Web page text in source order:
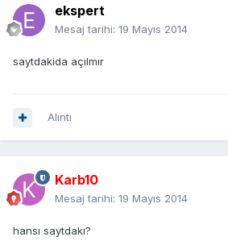
ekspert
Mesaj tarihi: 19 Mayıs 2014
saytdakida açılmır
Alıntı
Karb10
Mesaj tarihi: 19 Mayıs 2014
hansı saytdakı?